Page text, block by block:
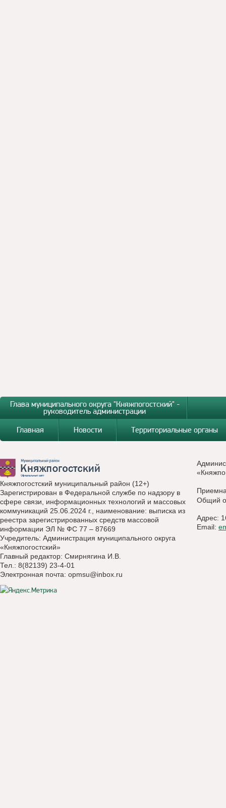
Глава муниципального округа "Княжпогостский" -
руководитель администрации
Главная
Новости Территориальные органы
Княжпогостский муниципальный район (12+)
Зарегистрирован в Федеральной службе по надзору в
сфере связи, информационных технологий и массовых
коммуникаций 25.06.2024 г., наименование: выписка из
реестра зарегистрированных средств массовой
информации ЭЛ № ФС 77 – 87669
Учредитель: Администрация муниципального округа
«Княжпогостский»
Главный редактор: Смирнягина И.В.
Тел.: 8(82139) 23-4-01
Электронная почта: opmsu@inbox.ru
Общий
Адрес:
Email: